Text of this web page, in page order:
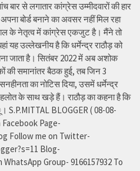
बार से लगातार कांग्रेस उम्मीदवारों की हार
बोर्ड बनाने का अवसर नहीं मिल रहा
के नेतृत्व में कांग्रेस एकजुट है। मैंने तो
यह उल्लेखनीय है कि धर्मेन्द्र राठौड़ को
जाता है। सितंबर 2022 में अब अशोक
की समानांतर बैठक हुई, तब जिन 3
का नोटिस दिया, उसमें धर्मेन्द्र
के साथ खड़े हैं। राठौड़ का कहना है कि
BLOGGER ( 08-08-
Page-
Follow me on Twitter-
Blog-
Group- 9166157932 To